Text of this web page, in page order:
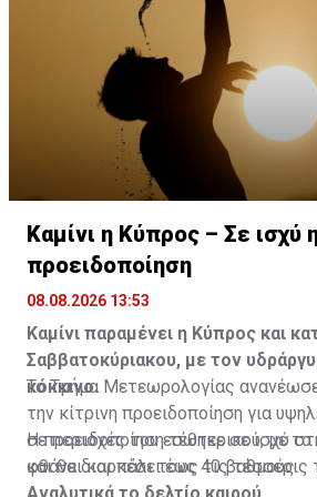
Καμίνι η Κύπρος – Σε ισχύ
προειδοποίηση
08.08.2026 13:53
Καμίνι παραμένει η Κύπρος και
Σαββατοκύριακου, με τον
κόκκινο.
Το Τμήμα Μετεωρολογίας
την κίτρινη προειδοποίηση για
σε περιοχές του εσωτερικού, με
φθάνει και πάλι τους 40 βαθμούς.
Η προειδοποίηση τέθηκε σε ισχύ
και θα διαρκέσει έως τις τέσσερις